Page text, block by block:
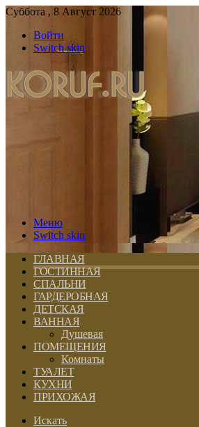
Суббота , 8 Август 2026
Войти
Switch skin
Меню
Switch skin
ГЛАВНАЯ
ГОСТИННАЯ
СПАЛЬНИ
ГАРДЕРОБНАЯ
ДЕТСКАЯ
ВАННАЯ
Душевая
ПОМЕЩЕНИЯ
Комнаты
ТУАЛЕТ
КУХНИ
ПРИХОЖАЯ
Искать